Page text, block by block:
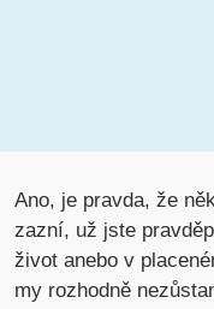
Ano, je pravda, že
zazní, už jste
život anebo v
my rozhodně